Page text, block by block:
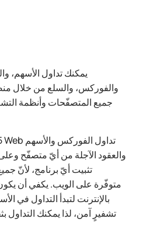
يمكنك تداول الأسهم،
والفوركس، والسلع من خلال
جميع المتصفّحات وأنظمة
والعقود الآجلة من أيّ متصفّح
تثبيت أيّ برنامج، لأنّ
بالإنترنت لتبدأ التداول في
تشفيرٍ آمن، لذا يمكنك